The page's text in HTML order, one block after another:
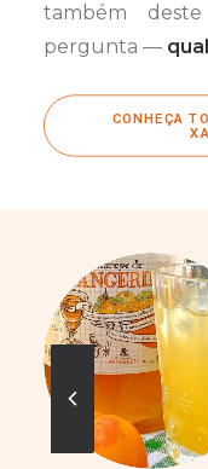
também
pergunta —
CONHEÇA